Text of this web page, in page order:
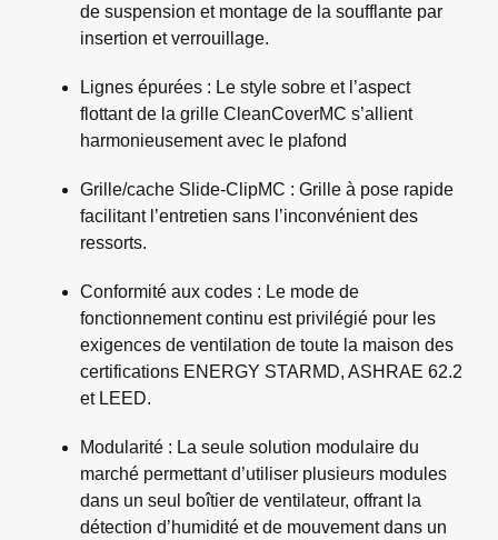
de suspension et montage de la soufflante par
insertion et verrouillage.
Lignes épurées : Le style sobre et l’aspect
flottant de la grille CleanCoverMC s’allient
harmonieusement avec le plafond
Grille/cache Slide-ClipMC : Grille à pose rapide
facilitant l’entretien sans l’inconvénient des
ressorts.
Conformité aux codes : Le mode de
fonctionnement continu est privilégié pour les
exigences de ventilation de toute la maison des
certifications ENERGY STARMD, ASHRAE 62.2
et LEED.
Modularité : La seule solution modulaire du
marché permettant d’utiliser plusieurs modules
dans un seul boîtier de ventilateur, offrant la
détection d’humidité et de mouvement dans un